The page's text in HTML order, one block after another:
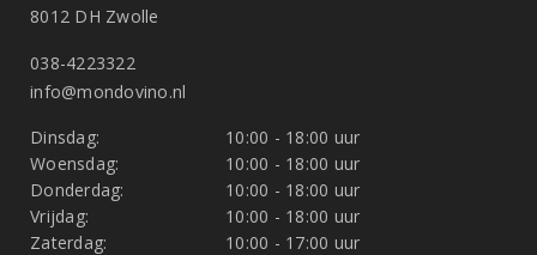
8012 DH Zwolle
038-4223322
info@mondovino.nl
Dinsdag:
10:00 - 18:00 uur
Woensdag:
10:00 - 18:00 uur
Donderdag:
10:00 - 18:00 uur
Vrijdag:
10:00 - 18:00 uur
Zaterdag:
10:00 - 17:00 uur